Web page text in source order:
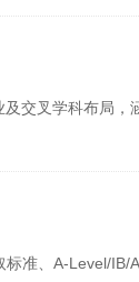
交叉学科布局
准、A-Level/IB/